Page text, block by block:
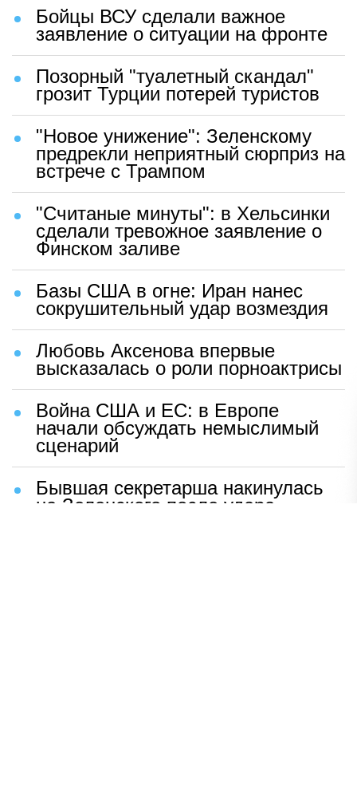
Бойцы ВСУ сделали важное
заявление о ситуации на фронте
Позорный "туалетный скандал"
грозит Турции потерей туристов
"Новое унижение": Зеленскому
предрекли неприятный сюрприз на
встрече с Трампом
"Считаные минуты": в Хельсинки
сделали тревожное заявление о
Финском заливе
Базы США в огне: Иран нанес
сокрушительный удар возмездия
Любовь Аксенова впервые
высказалась о роли порноактрисы
Война США и ЕС: в Европе
начали обсуждать немыслимый
сценарий
Бывшая секретарша накинулась
на Зеленского после удара